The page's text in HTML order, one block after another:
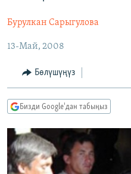
МАДАНИЯТ
ТВ ПРОГРАММАЛАР
БҮГҮН АЗАТТЫКТА
ЭКСПЕРТТЕР ТАЛДАЙТ
ДАНИСТЕ
ЭЖЕ-СИҢДИЛЕР
АЗАТТЫК+
ПОДКАСТ
ӨЗГӨЧӨ ПИКИР
Русский
ОНЛАЙН ШЕРИНЕ
Бурулкан Сарыгулова
13-Май, 2008
Бөлүшүңүз
Бизди Google'дан табыңыз